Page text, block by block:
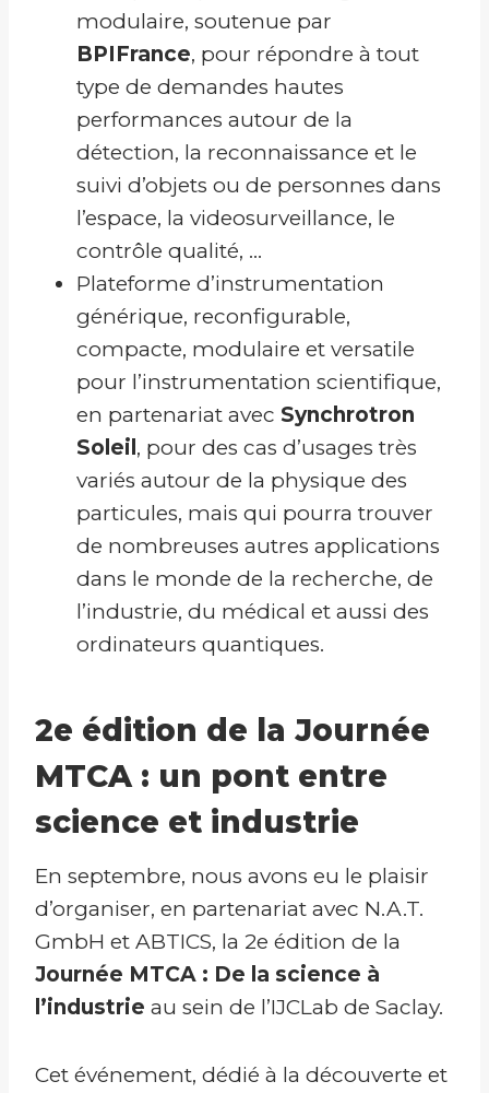
modulaire, soutenue par
BPIFrance, pour répondre à tout
type de demandes hautes
performances autour de la
détection, la reconnaissance et le
suivi d’objets ou de personnes dans
l’espace, la videosurveillance, le
contrôle qualité, …
Plateforme d’instrumentation
générique, reconfigurable,
compacte, modulaire et versatile
pour l’instrumentation scientifique,
en partenariat avec Synchrotron
Soleil , pour des cas d’usages très
variés autour de la physique des
particules, mais qui pourra trouver
de nombreuses autres applications
dans le monde de la recherche, de
l’industrie, du médical et aussi des
ordinateurs quantiques.
2e édition de la Journée
MTCA : un pont entre
science et industrie
En septembre, nous avons eu le plaisir
d’organiser, en partenariat avec N.A.T.
GmbH et ABTICS, la 2e édition de la
Journée MTCA : De la science à
l’industrie au sein de l’IJCLab de Saclay.
Cet événement, dédié à la découverte et